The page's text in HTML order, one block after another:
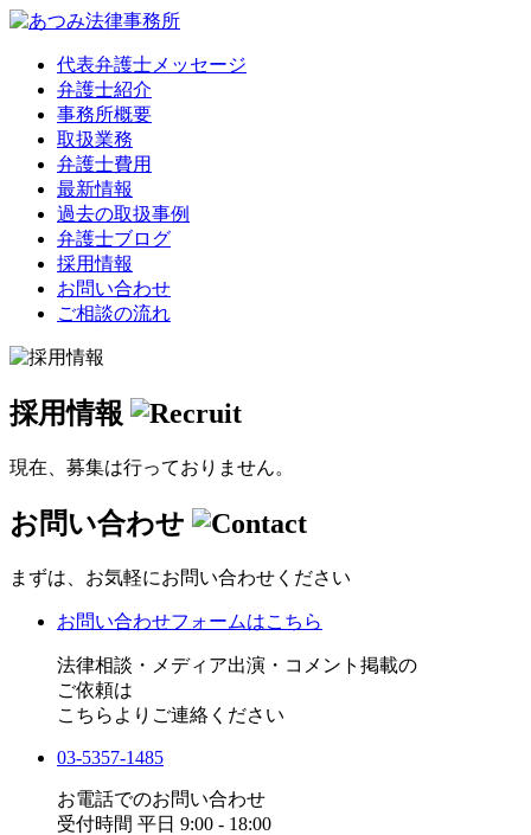
代表弁護士メッセージ
弁護士紹介
事務所概要
取扱業務
弁護士費用
最新情報
過去の取扱事例
弁護士ブログ
採用情報
お問い合わせ
ご相談の流れ
採用情報
現在、募集は行っておりません。
お問い合わせ
まずは、お気軽にお問い合わせください
お問い合わせフォームはこちら
法律相談・メディア出演・コメント掲載の
ご依頼は
こちらよりご連絡ください
03-5357-1485
お電話でのお問い合わせ
受付時間 平日 9:00 - 18:00